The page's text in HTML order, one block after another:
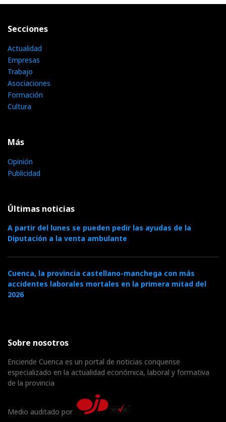
Secciones
Actualidad
Empresas
Trabajo
Asociaciones
Formación
Cultura
Más
Opinión
Publicidad
Últimas noticias
A partir del lunes se pueden pedir las ayudas de la
Diputación a la venta ambulante
Cuenca, la provincia castellano-manchega con más
accidentes laborales mortales en la primera mitad del
2026
Sobre nosotros
Enciende Cuenca es un portal de noticias conquense
especializado en la actualidad económica, laboral y formativa
de la provincia
Medio auditado por